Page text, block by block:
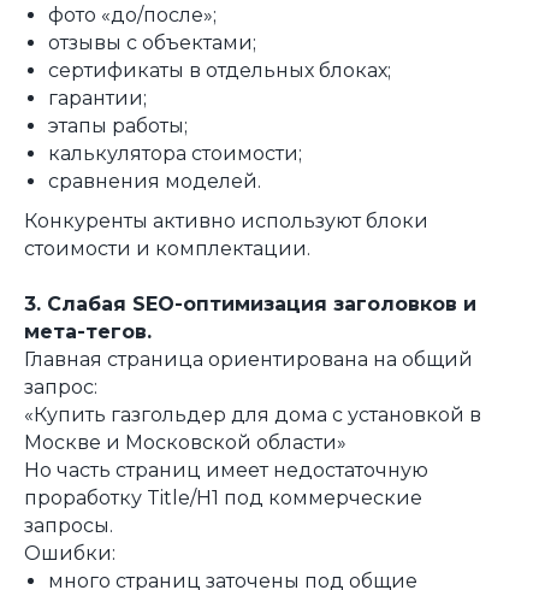
фото «до/после»;
отзывы с объектами;
сертификаты в отдельных блоках;
гарантии;
этапы работы;
калькулятора стоимости;
сравнения моделей.
Конкуренты активно используют блоки
стоимости и комплектации.
3. Слабая SEO-оптимизация заголовков и
мета-тегов.
Главная страница ориентирована на общий
запрос:
«Купить газгольдер для дома с установкой в
Москве и Московской области»
Но часть страниц имеет недостаточную
проработку Title/H1 под коммерческие
запросы.
Ошибки:
много страниц заточены под общие